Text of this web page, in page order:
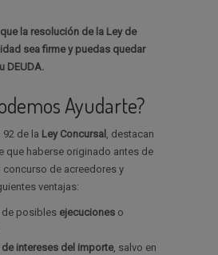
la resolución de la Ley de
sea firme y puedas quedar
DEUDA.
Ayudarte?
de la Ley Concursal , destacan
que haberse originado antes de
concurso de acreedores y
ventajas:
de posibles ejecuciones o
de intereses del importe, salvo en